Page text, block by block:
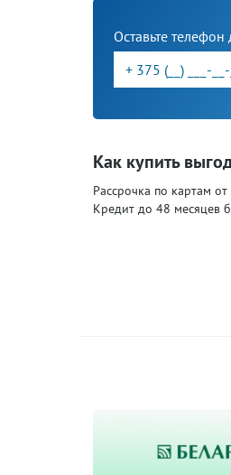
Оставьте
Как купить
Рассрочка по картам
Кредит до 48 месяцев